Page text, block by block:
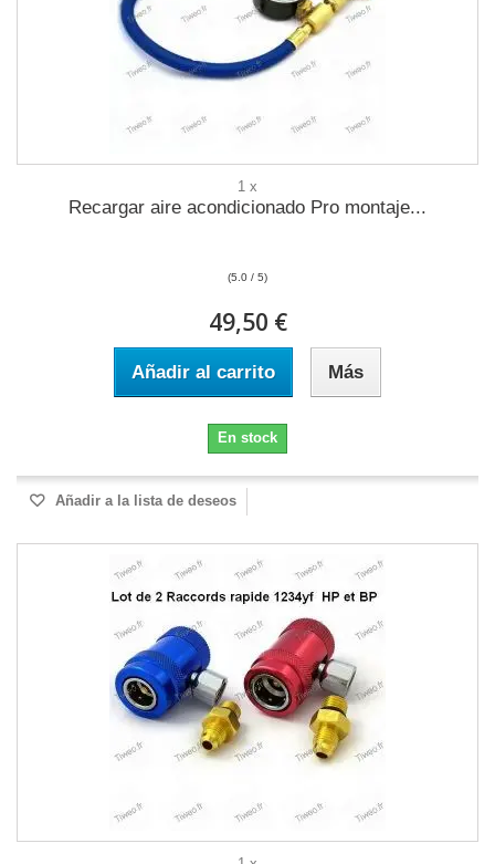
1 x
Recargar aire acondicionado Pro montaje...
(5.0 / 5)
49,50 €
Añadir al carrito Más
En stock
Añadir a la lista de deseos